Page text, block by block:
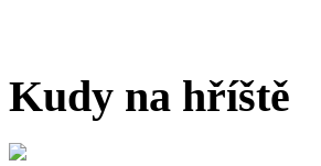
Kudy na hříště